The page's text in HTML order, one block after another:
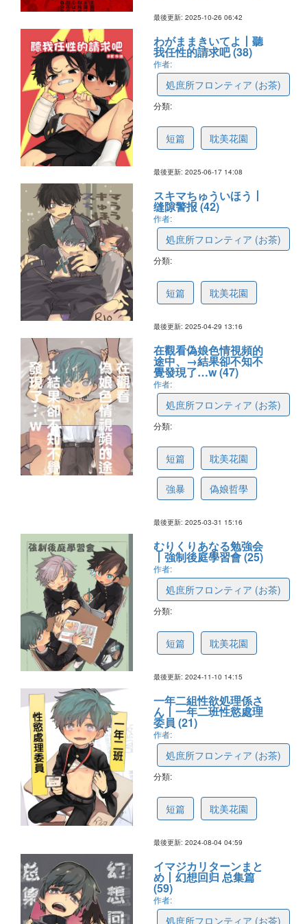
最後更新: 2025-10-26 06:42
わがままきいてよ丨聽
我任性的請求吧 (38)
作者:
処庶所フロンティア (お茶)
分類:
短篇 耽美花園
最後更新: 2025-06-17 14:08
スキマちゅういほう丨
缝隙警报 (42)
作者:
処庶所フロンティア (お茶)
分類:
短篇 耽美花園
最後更新: 2025-04-29 13:16
在觀看偽娘色情視頻的
途中、→結果卻不知不
覺發現了…w (47)
作者:
処庶所フロンティア (お茶)
分類:
短篇 耽美花園
強暴 偽娘哲學
最後更新: 2025-03-31 15:16
むりくりあなる勉強会
丨強制後庭學習會 (25)
作者:
処庶所フロンティア (お茶)
分類:
短篇 耽美花園
最後更新: 2024-11-10 14:15
一年二組性欲処理係さ
ん丨一年二班性慾處理
委員 (21)
作者:
処庶所フロンティア (お茶)
分類:
短篇 耽美花園
最後更新: 2024-08-04 04:59
イマジカリターンまと
め丨幻想回归 总集篇
(59)
作者:
処庶所フロンティア (お茶)